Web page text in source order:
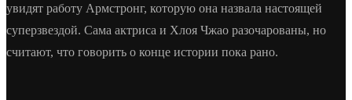
увидят работу Армстронг, которую она назвала настоящей
суперзвездой. Сама актриса и Хлоя Чжао разочарованы, но
считают, что говорить о конце истории пока рано.